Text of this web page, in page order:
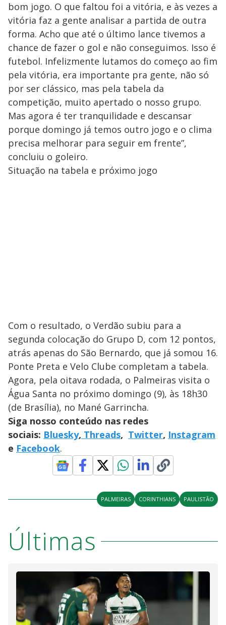
bom jogo. O que faltou foi a vitória, e às vezes a
vitória faz a gente analisar a partida de outra
forma. Acho que até o último lance tivemos a
chance de fazer o gol e não conseguimos. Isso é
futebol. Infelizmente lutamos do começo ao fim
pela vitória, era importante pra gente, não só
por ser clássico, mas pela tabela da
competição, muito apertado o nosso grupo.
Mas agora é ter tranquilidade e descansar
porque domingo já temos outro jogo e o clima
precisa melhorar para seguir em frente”,
concluiu o goleiro.
Situação na tabela e próximo jogo
Com o resultado, o Verdão subiu para a
segunda colocação do Grupo D, com 12 pontos,
atrás apenas do São Bernardo, que já somou 16.
Ponte Preta e Velo Clube completam a tabela.
Agora, pela oitava rodada, o Palmeiras visita o
Água Santa no próximo domingo (9), às 18h30
(de Brasília), no Mané Garrincha.
Siga nosso conteúdo nas redes
sociais: Bluesky, Threads, Twitter, Instagram
e Facebook.
PALMEIRAS CORINTHIANS PAULISTÃO
Últimas